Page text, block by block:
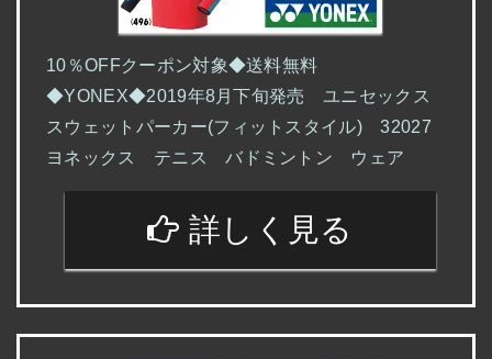
10％OFFクーポン対象◆送料無料
◆YONEX◆2019年8月下旬発売 ユニセックス
スウェットパーカー(フィットスタイル) 32027
ヨネックス テニス バドミントン ウェア
詳しく見る